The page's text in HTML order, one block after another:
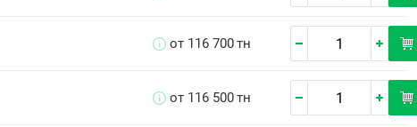
от 116 700тн
от 116 500тн